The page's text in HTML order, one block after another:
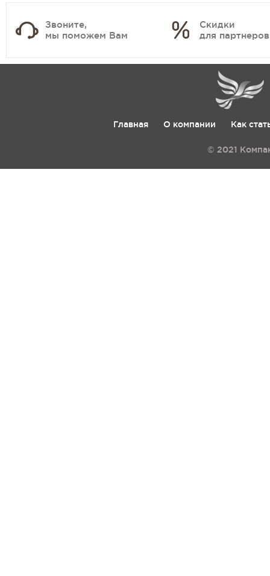
Звоните,
мы поможем Вам
Скидки
для партнеров
Главная О компании Как
© 2021